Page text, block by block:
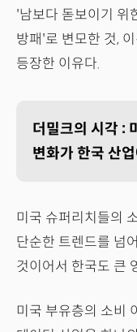
'남보다 돋보이기 위
방패'로 변모한 것,
등장한 이유다.
더밀크의 시각 :
변화가 한국 산
미국 슈퍼리치들의
단순한 트렌드를 넘
것이어서 한국도 큰
미국 부유층의 소비